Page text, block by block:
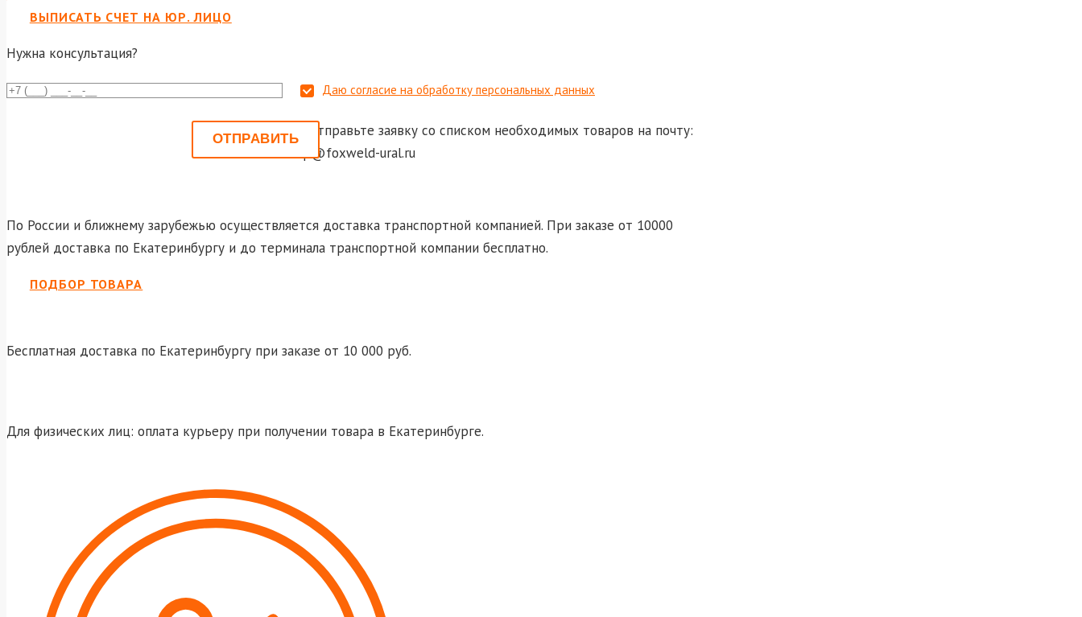
ВЫПИСАТЬ СЧЕТ НА ЮР. ЛИЦО
Нужна консультация?
Даю согласие на обработку персональных данных
Или отправьте заявку со списком необходимых товаров на почту:
shop@foxweld-ural.ru
По России и ближнему зарубежью осуществляется доставка транспортной компанией. При заказе от 10000
рублей доставка по Екатеринбургу и до терминала транспортной компании бесплатно.
ПОДБОР ТОВАРА
Бесплатная доставка по Екатеринбургу при заказе от 10 000 руб.
Для физических лиц: оплата курьеру при получении товара в Екатеринбурге.